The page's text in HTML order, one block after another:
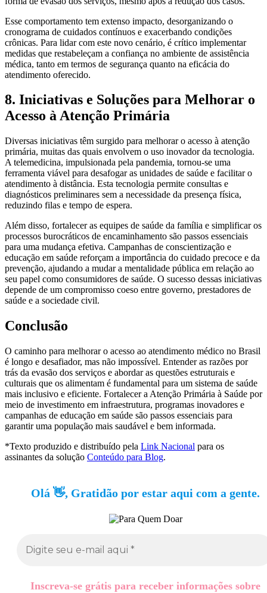
Esse comportamento tem extenso impacto, desorganizando o
cronograma de cuidados contínuos e exacerbando condições
crônicas. Para lidar com este novo cenário, é crítico implementar
medidas que restabeleçam a confiança no ambiente de assistência
médica, tanto em termos de segurança quanto na eficácia do
atendimento oferecido.
8. Iniciativas e Soluções para Melhorar o
Acesso à Atenção Primária
Diversas iniciativas têm surgido para melhorar o acesso à atenção
primária, muitas das quais envolvem o uso inovador da tecnologia.
A telemedicina, impulsionada pela pandemia, tornou-se uma
ferramenta viável para desafogar as unidades de saúde e facilitar o
atendimento à distância. Esta tecnologia permite consultas e
diagnósticos preliminares sem a necessidade da presença física,
reduzindo filas e tempo de espera.
Além disso, fortalecer as equipes de saúde da família e simplificar os
processos burocráticos de encaminhamento são passos essenciais
para uma mudança efetiva. Campanhas de conscientização e
educação em saúde reforçam a importância do cuidado precoce e da
prevenção, ajudando a mudar a mentalidade pública em relação ao
seu papel como consumidores de saúde. O sucesso dessas iniciativas
depende de um compromisso coeso entre governo, prestadores de
saúde e a sociedade civil.
Conclusão
O caminho para melhorar o acesso ao atendimento médico no Brasil
é longo e desafiador, mas não impossível. Entender as razões por
trás da evasão dos serviços e abordar as questões estruturais e
culturais que os alimentam é fundamental para um sistema de saúde
mais inclusivo e eficiente. Fortalecer a Atenção Primária à Saúde por
meio de investimento em infraestrutura, programas inovadores e
campanhas de educação em saúde são passos essenciais para
garantir uma população mais saudável e bem informada.
*Texto produzido e distribuído pela Link Nacional para os
assinantes da solução Conteúdo para Blog.
Olá 👋, Gratidão por estar aqui com a gente.
Inscreva-se grátis para receber informações sobre